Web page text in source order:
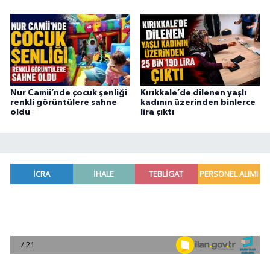
Nur Camii’nde çocuk şenliği
renkli görüntülere sahne
oldu
Kırıkkale’de dilenen yaşlı
kadının üzerinden binlerce
lira çıktı